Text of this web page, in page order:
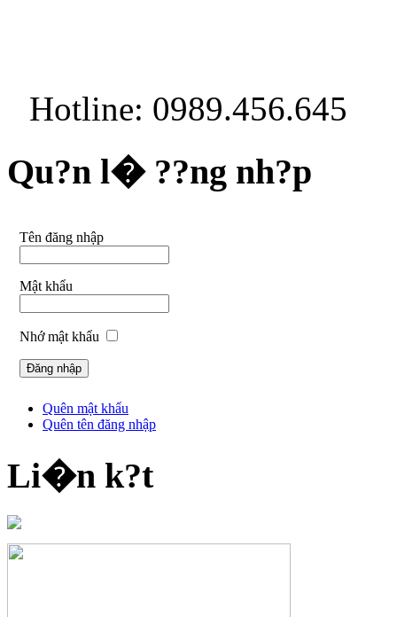
Hotline: 0989.456.645
Qu?n l� ??ng nh?p
Tên đăng nhập
Mật khẩu
Nhớ mật khẩu
Quên mật khẩu
Quên tên đăng nhập
Li�n k?t